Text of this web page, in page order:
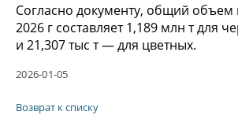
Согласно документу, общий объем
2026 г составляет 1,189 млн т для
и 21,307 тыс т — для цветных.
2026-01-05
Возврат к списку